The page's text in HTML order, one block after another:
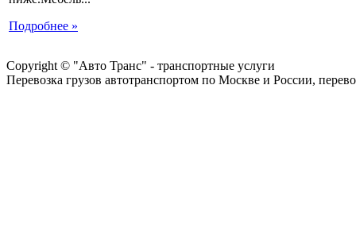
Подробнее »
Copyright © "Авто Транс" - транспортные услуги
Перевозка грузов автотранспортом по Москве и России,